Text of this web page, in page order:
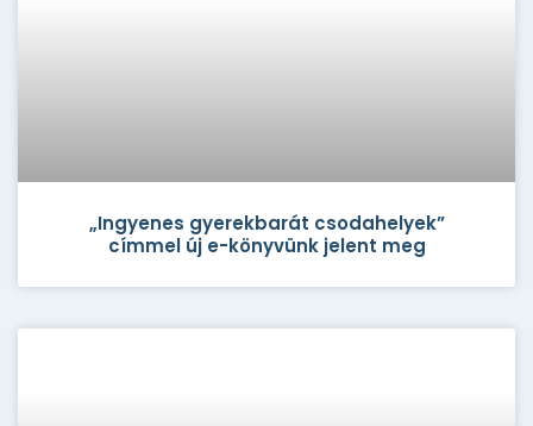
„Ingyenes gyerekbarát csodahelyek”
címmel új e-könyvünk jelent meg